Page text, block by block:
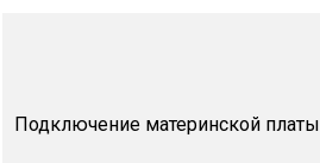
Подключение материнской платы